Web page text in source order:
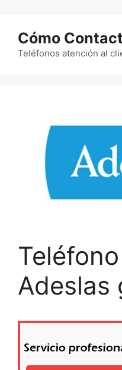
contenido
Cómo
Teléfonos atención al
Adeslas